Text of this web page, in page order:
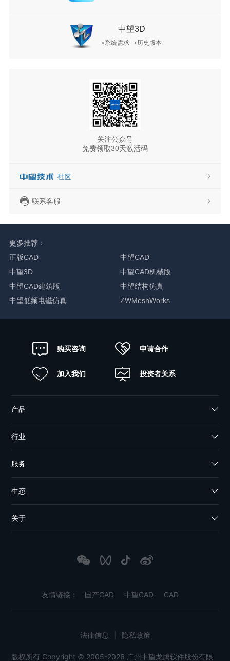
中望3D
系统需求 历史版本
关注公众号
免费领取30天激活码
联系客服
更多推荐：
正版CAD
中望CAD
中望3D
中望CAD机械版
中望CAD建筑版
中望结构仿真
中望低频电磁仿真
ZWMeshWorks
购买咨询 申请合作
加入我们 投资者关系
产品
行业
服务
生态
关于
友情链接： 国产CAD 中望CAD CAD
版权所有 Copyright © 2005-2026 广州中望龙腾软件股份有限
法律信息 隐私政策